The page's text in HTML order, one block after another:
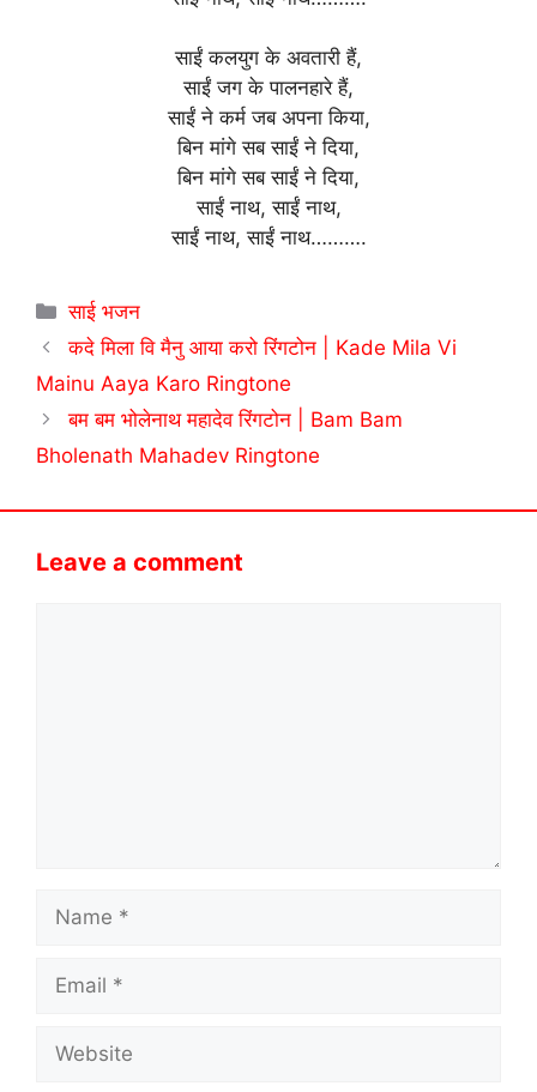
साईं कलयुग के अवतारी हैं,
साईं जग के पालनहारे हैं,
साईं ने कर्म जब अपना किया,
बिन मांगे सब साईं ने दिया,
बिन मांगे सब साईं ने दिया,
साईं नाथ, साईं नाथ,
साईं नाथ, साईं नाथ……….
Categories
साई भजन
कदे मिला वि मैनु आया करो रिंगटोन | Kade Mila Vi
Mainu Aaya Karo Ringtone
बम बम भोलेनाथ महादेव रिंगटोन | Bam Bam
Bholenath Mahadev Ringtone
Leave a comment
Name
Email
Website